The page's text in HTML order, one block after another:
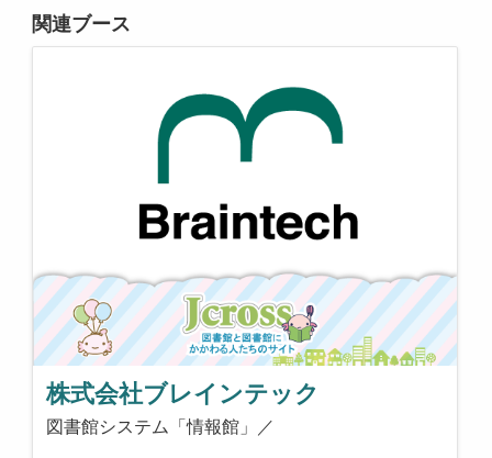
関連ブース
株式会社ブレインテック
図書館システム「情報館」／